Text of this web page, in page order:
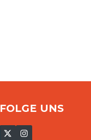
FOLGE UNS